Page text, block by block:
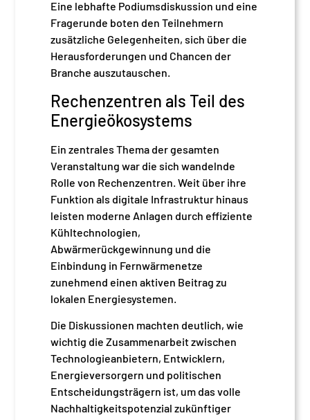
Eine lebhafte Podiumsdiskussion und eine
Fragerunde boten den Teilnehmern
zusätzliche Gelegenheiten, sich über die
Herausforderungen und Chancen der
Branche auszutauschen.
Rechenzentren als Teil des
Energieökosystems
Ein zentrales Thema der gesamten
Veranstaltung war die sich wandelnde
Rolle von Rechenzentren. Weit über ihre
Funktion als digitale Infrastruktur hinaus
leisten moderne Anlagen durch effiziente
Kühltechnologien,
Abwärmerückgewinnung und die
Einbindung in Fernwärmenetze
zunehmend einen aktiven Beitrag zu
lokalen Energiesystemen.
Die Diskussionen machten deutlich, wie
wichtig die Zusammenarbeit zwischen
Technologieanbietern, Entwicklern,
Energieversorgern und politischen
Entscheidungsträgern ist, um das volle
Nachhaltigkeitspotenzial zukünftiger